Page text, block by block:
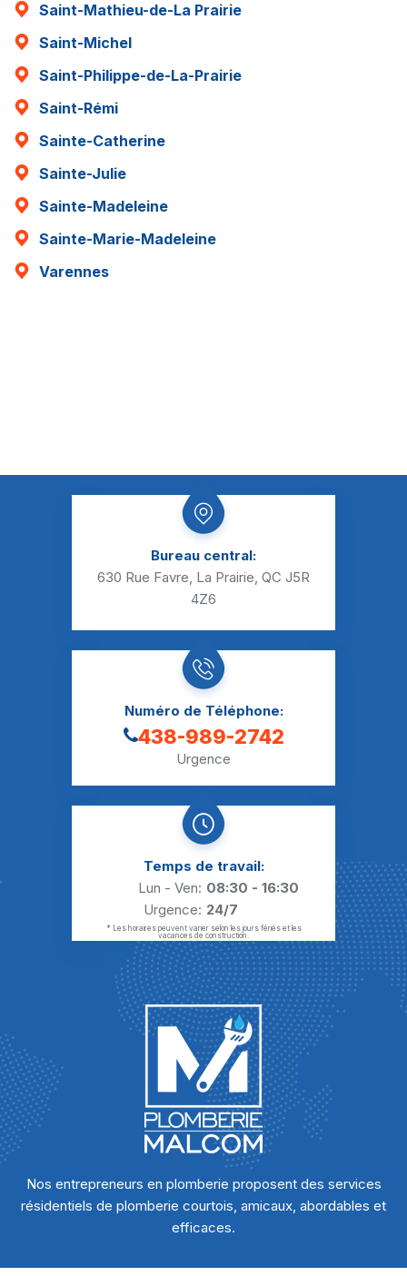
Saint-Mathieu-de-La Prairie
Saint-Michel
Saint-Philippe-de-La-Prairie
Saint-Rémi
Sainte-Catherine
Sainte-Julie
Sainte-Madeleine
Sainte-Marie-Madeleine
Varennes
Bureau central:
630 Rue Favre, La Prairie, QC J5R
4Z6
Numéro de Téléphone:
438-989-2742
Urgence
Temps de travail:
Lun - Ven: 08:30 - 16:30
Urgence: 24/7
* Les horaires peuvent varier selon les jours fériés et les
vacances de construction.
Nos entrepreneurs en plomberie proposent des services
résidentiels de plomberie courtois, amicaux, abordables et
efficaces.